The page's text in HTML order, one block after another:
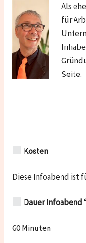
Als
für
Seite.
Kosten
Diese Infoabend ist
Dauer Infoabend
60 Minuten